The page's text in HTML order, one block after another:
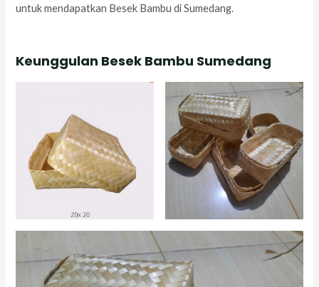
untuk mendapatkan Besek Bambu di Sumedang.
Keunggulan Besek Bambu Sumedang